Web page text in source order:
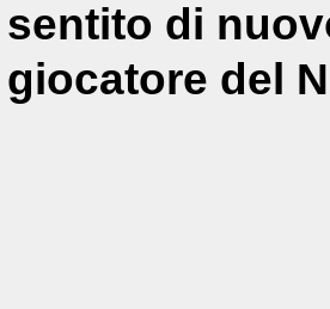
sentito di
giocatore del